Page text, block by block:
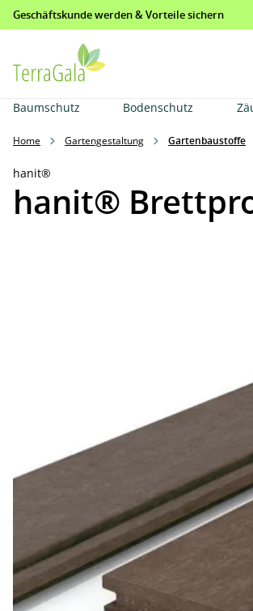
Zur Hauptnavigation springen
Geschäftskunde werden & Vorteile sichern
Baumschutz Bodenschutz
Home Gartengestaltung Gartenbaustoffe
hanit®
hanit®